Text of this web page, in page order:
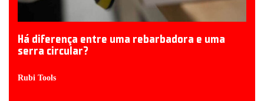
Há diferença entre uma rebarbadora e uma
serra circular?
Rubi Tools